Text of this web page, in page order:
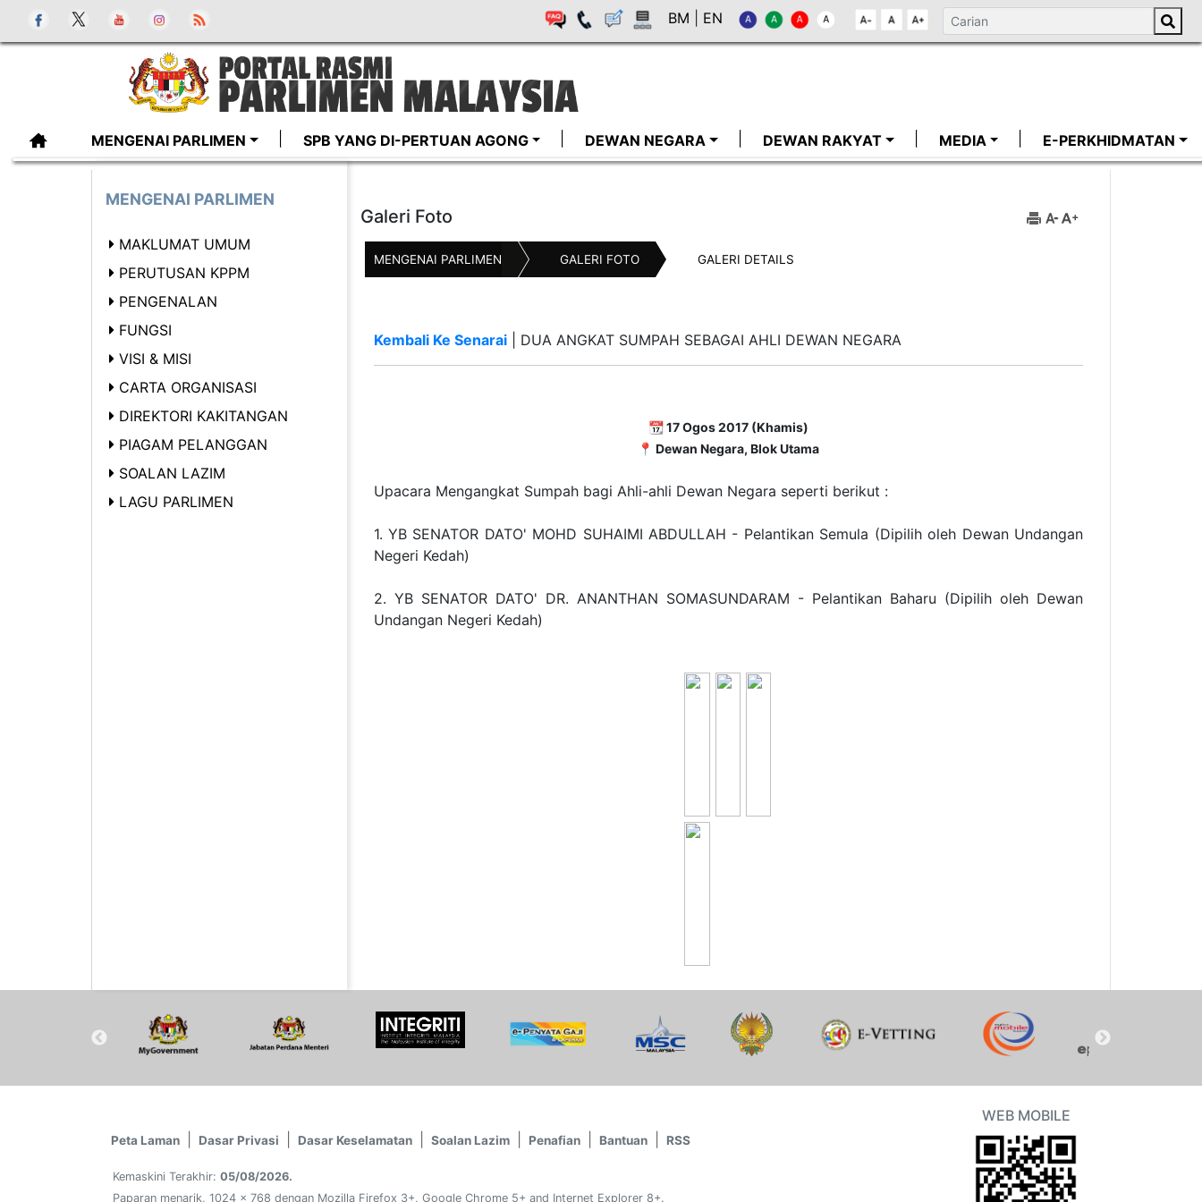
BM EN
MENGENAI PARLIMEN SPB YANG DI-PERTUAN AGONG DEWAN NEGARA DEWAN RAKYAT MEDIA E-PERKHIDMATAN
Galeri Foto
MENGENAI PARLIMEN GALERI FOTO GALERI DETAILS
Kembali Ke Senarai| DUA ANGKAT SUMPAH SEBAGAI AHLI DEWAN NEGARA
📆 17 Ogos 2017 (Khamis)
📍 Dewan Negara, Blok Utama
Upacara Mengangkat Sumpah bagi Ahli-ahli Dewan Negara seperti berikut :
1. YB SENATOR DATO' MOHD SUHAIMI ABDULLAH - Pelantikan Semula (Dipilih oleh Dewan Undangan
Negeri Kedah)
2. YB SENATOR DATO' DR. ANANTHAN SOMASUNDARAM - Pelantikan Baharu (Dipilih oleh Dewan
Undangan Negeri Kedah)
MENGENAI PARLIMEN
MAKLUMAT UMUM
PERUTUSAN KPPM
PENGENALAN
FUNGSI
VISI & MISI
CARTA ORGANISASI
DIREKTORI KAKITANGAN
PIAGAM PELANGGAN
SOALAN LAZIM
LAGU PARLIMEN
Peta Laman Dasar Privasi Dasar Keselamatan Soalan Lazim Penafian Bantuan RSS
Kemaskini Terakhir: 05/08/2026.
Paparan menarik, 1024 x 768 dengan Mozilla Firefox 3+, Google Chrome 5+ and Internet Explorer 8+.
WEB MOBILE